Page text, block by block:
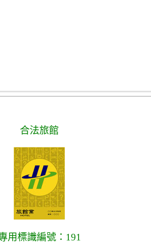
合法旅館
用標識編號：191